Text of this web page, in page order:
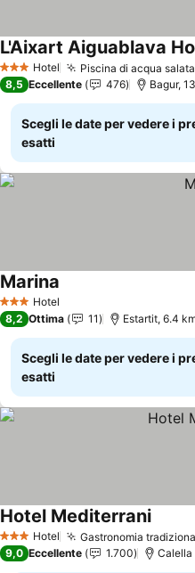
3 StelleHotel Piscina di acqua salata
L'Aixart Aiguablava
8,5 Eccellente 476 Bagur,
Scegli le date per vedere i
esatti
3 StelleHotel
Marina
8,2 Ottima 11 Estartit, 6.4
Scegli le date per vedere i
esatti
3 StelleHotel Gastronomia
Hotel MediterraniScopri
9,0 Eccellente 1.700 Calella